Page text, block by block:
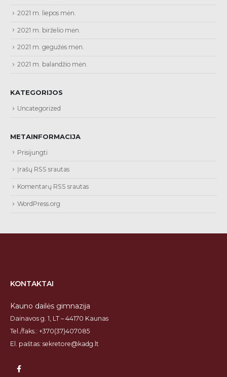
2021 m. liepos mėn.
2021 m. birželio mėn.
2021 m. gegužės mėn.
2021 m. balandžio mėn.
KATEGORIJOS
Uncategorized
METAINFORMACIJA
Prisijungti
Įrašų RSS srautas
Komentarų RSS srautas
WordPress.org
KONTAKTAI
Kauno dailės gimnazija
Dainavos g. 1, LT – 44170 Kaunas
Tel./faks.: +370(37)407085
El. paštas: sekretore@kadg.lt